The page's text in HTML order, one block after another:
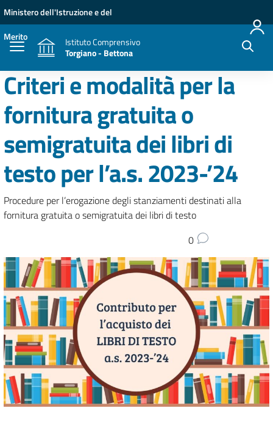
Vai ai contenuti
Vai al menu di navigazione
Vai al footer
Ministero dell'Istruzione e del
Merito
Istituto Comprensivo
Torgiano - Bettona
Criteri e modalità per la
fornitura gratuita o
semigratuita dei libri di
testo per l’a.s. 2023-’24
Procedure per l’erogazione degli stanziamenti destinati alla
fornitura gratuita o semigratuita dei libri di testo
0